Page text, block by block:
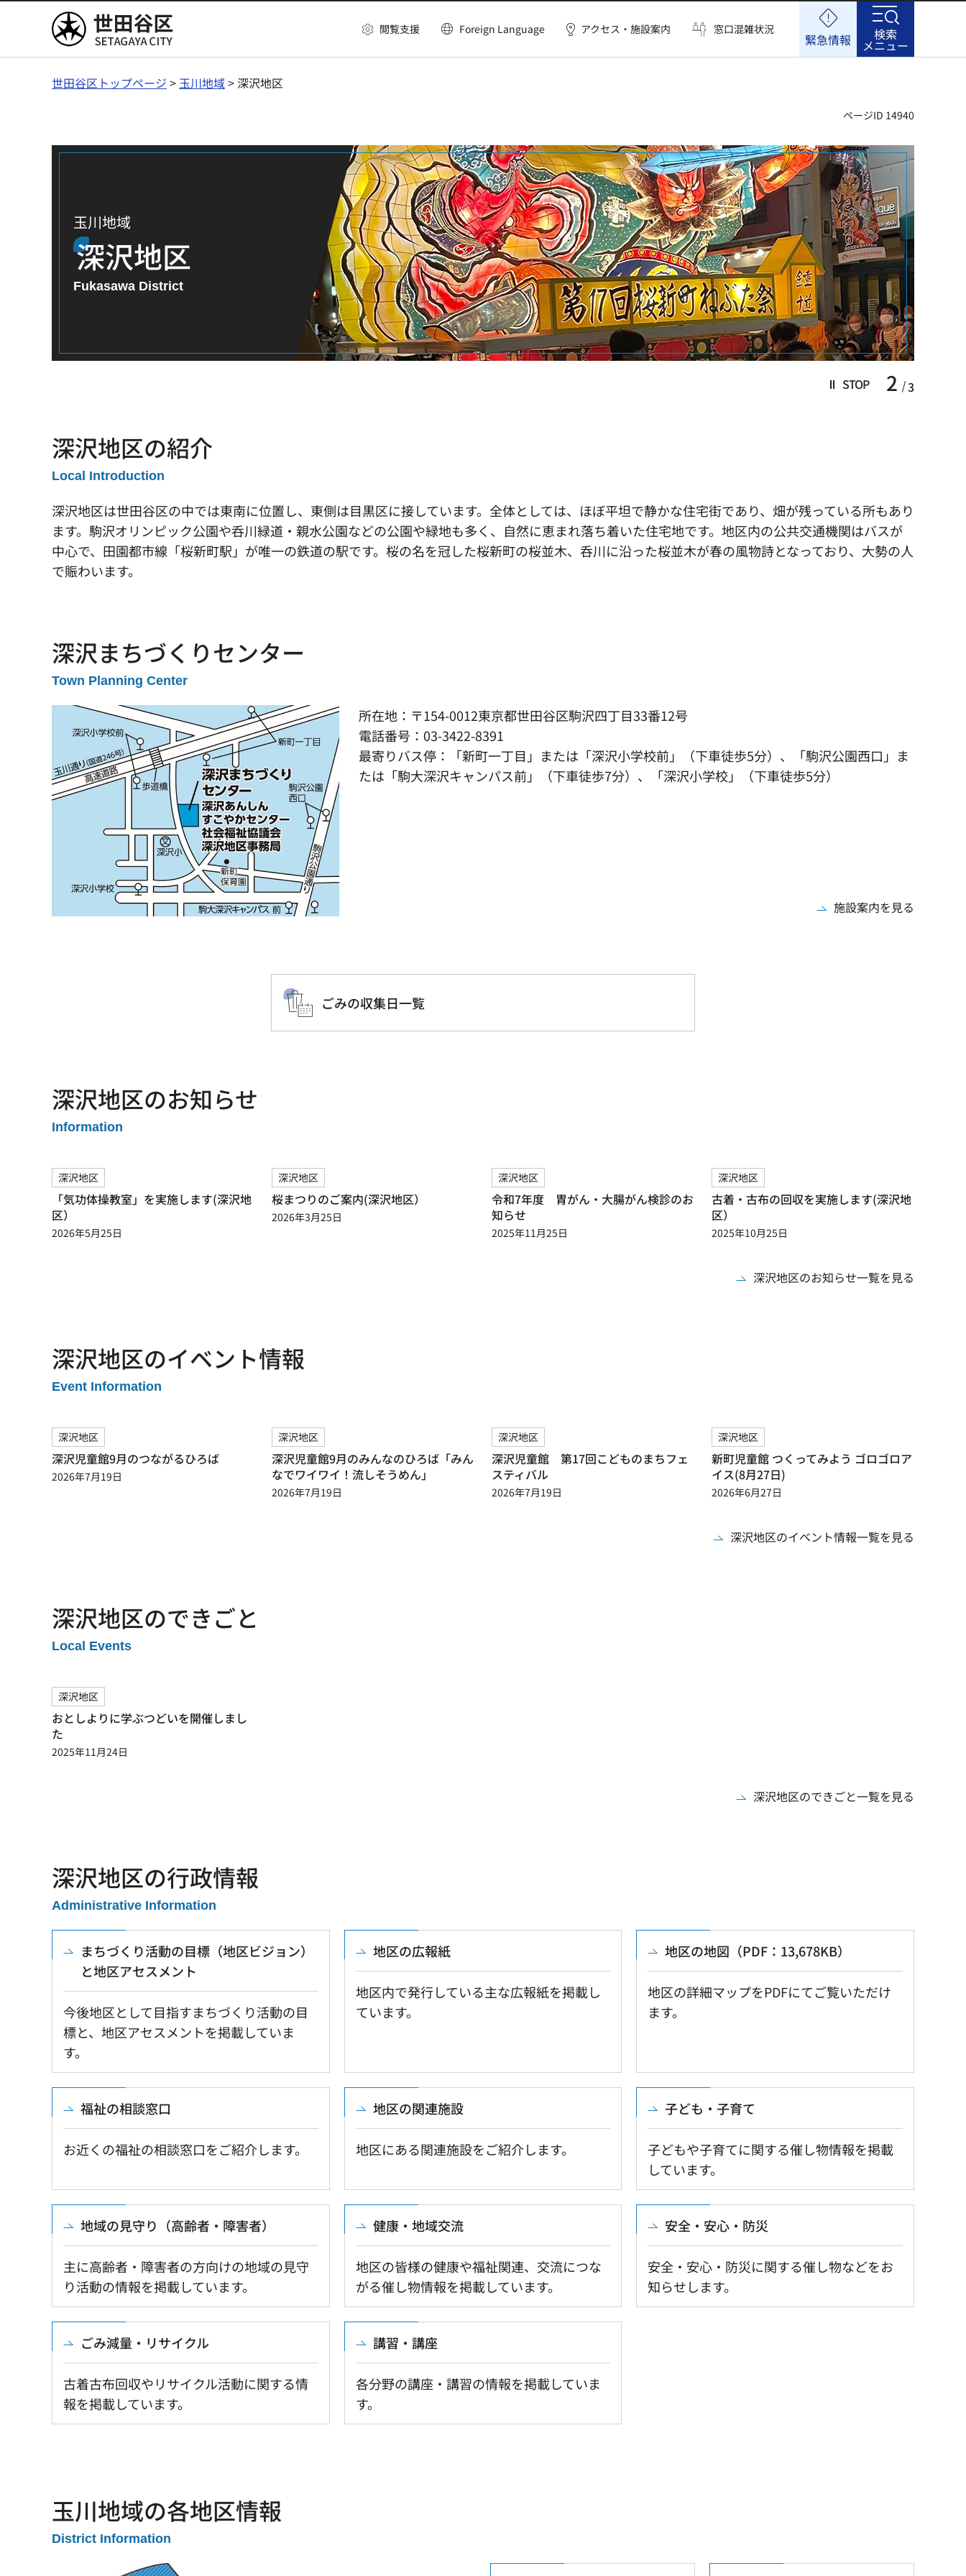
世田谷区 閲覧支援 Foreign Language アクセス・施設案内 窓口混雑状況
緊急情報 検索
メニュー
世田谷区トップページ > 玉川地域> 深沢地区
ページID 14940
玉川地域
深沢地区
Fukasawa District
STOP 2 3
深沢地区の紹介
Local Introduction
深沢地区は世田谷区の中では東南に位置し、東側は目黒区に接しています。全体としては、ほぼ平坦で静かな住宅街であり、畑が残っている所もあり
ます。駒沢オリンピック公園や呑川緑道・親水公園などの公園や緑地も多く、自然に恵まれ落ち着いた住宅地です。地区内の公共交通機関はバスが
中心で、田園都市線「桜新町駅」が唯一の鉄道の駅です。桜の名を冠した桜新町の桜並木、呑川に沿った桜並木が春の風物詩となっており、大勢の人
で賑わいます。
深沢まちづくりセンター
Town Planning Center
所在地：〒154-0012東京都世田谷区駒沢四丁目33番12号
電話番号：03-3422-8391
最寄りバス停：「新町一丁目」または「深沢小学校前」（下車徒歩5分）、「駒沢公園西口」ま
たは「駒大深沢キャンパス前」（下車徒歩7分）、「深沢小学校」（下車徒歩5分）
施設案内を見る
ごみの収集日一覧
深沢地区のお知らせ
Information
深沢地区
「気功体操教室」を実施します(深沢地
区）
2026年5月25日
深沢地区
桜まつりのご案内(深沢地区）
2026年3月25日
深沢地区
令和7年度 胃がん・大腸がん検診のお
知らせ
2025年11月25日
深沢地区
古着・古布の回収を実施します(深沢地
区）
2025年10月25日
深沢地区のお知らせ一覧を見る
深沢地区のイベント情報
Event Information
深沢地区
深沢児童館9月のつながるひろば
2026年7月19日
深沢地区
深沢児童館9月のみんなのひろば「みん
なでワイワイ！流しそうめん」
2026年7月19日
深沢地区
深沢児童館 第17回こどものまちフェ
スティバル
2026年7月19日
深沢地区
新町児童館 つくってみよう ゴロゴロア
イス(8月27日)
2026年6月27日
深沢地区のイベント情報一覧を見る
深沢地区のできごと
Local Events
深沢地区
おとしよりに学ぶつどいを開催しまし
た
2025年11月24日
深沢地区のできごと一覧を見る
深沢地区の行政情報
Administrative Information
まちづくり活動の目標（地区ビジョン）
と地区アセスメント
今後地区として目指すまちづくり活動の目
標と、地区アセスメントを掲載していま
す。
地区の広報紙
地区内で発行している主な広報紙を掲載し
ています。
地区の地図（PDF：13,678KB）
地区の詳細マップをPDFにてご覧いただけ
ます。
福祉の相談窓口
お近くの福祉の相談窓口をご紹介します。
地区の関連施設
地区にある関連施設をご紹介します。
子ども・子育て
子どもや子育てに関する催し物情報を掲載
しています。
地域の見守り（高齢者・障害者）
主に高齢者・障害者の方向けの地域の見守
り活動の情報を掲載しています。
健康・地域交流
地区の皆様の健康や福祉関連、交流につな
がる催し物情報を掲載しています。
安全・安心・防災
安全・安心・防災に関する催し物などをお
知らせします。
ごみ減量・リサイクル
古着古布回収やリサイクル活動に関する情
報を掲載しています。
講習・講座
各分野の講座・講習の情報を掲載していま
す。
玉川地域の各地区情報
District Information